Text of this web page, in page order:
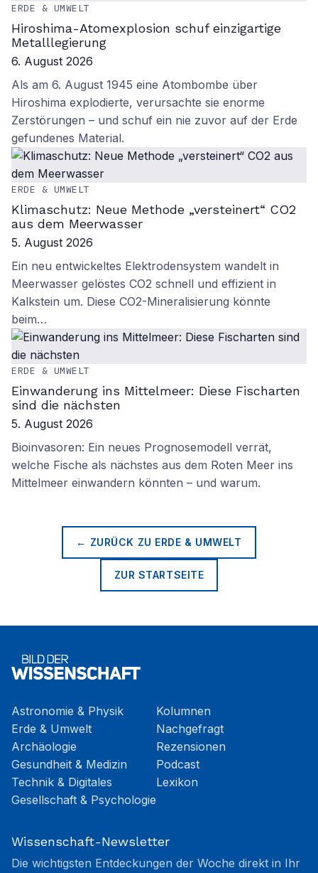
ERDE & UMWELT
Hiroshima-Atomexplosion schuf einzigartige
Metalllegierung
6. August 2026
Als am 6. August 1945 eine Atombombe über
Hiroshima explodierte, verursachte sie enorme
Zerstörungen – und schuf ein nie zuvor auf der Erde
gefundenes Material.
ERDE & UMWELT
Klimaschutz: Neue Methode „versteinert“ CO2
aus dem Meerwasser
5. August 2026
Ein neu entwickeltes Elektrodensystem wandelt in
Meerwasser gelöstes CO2 schnell und effizient in
Kalkstein um. Diese CO2-Mineralisierung könnte
beim…
ERDE & UMWELT
Einwanderung ins Mittelmeer: Diese Fischarten
sind die nächsten
5. August 2026
Bioinvasoren: Ein neues Prognosemodell verrät,
welche Fische als nächstes aus dem Roten Meer ins
Mittelmeer einwandern könnten – und warum.
← ZURÜCK ZU ERDE & UMWELT
ZUR STARTSEITE
Astronomie & Physik
Erde & Umwelt
Archäologie
Gesundheit & Medizin
Technik & Digitales
Gesellschaft & Psychologie
Kolumnen
Nachgefragt
Rezensionen
Podcast
Lexikon
Wissenschaft-Newsletter
Die wichtigsten Entdeckungen der Woche direkt in Ihr